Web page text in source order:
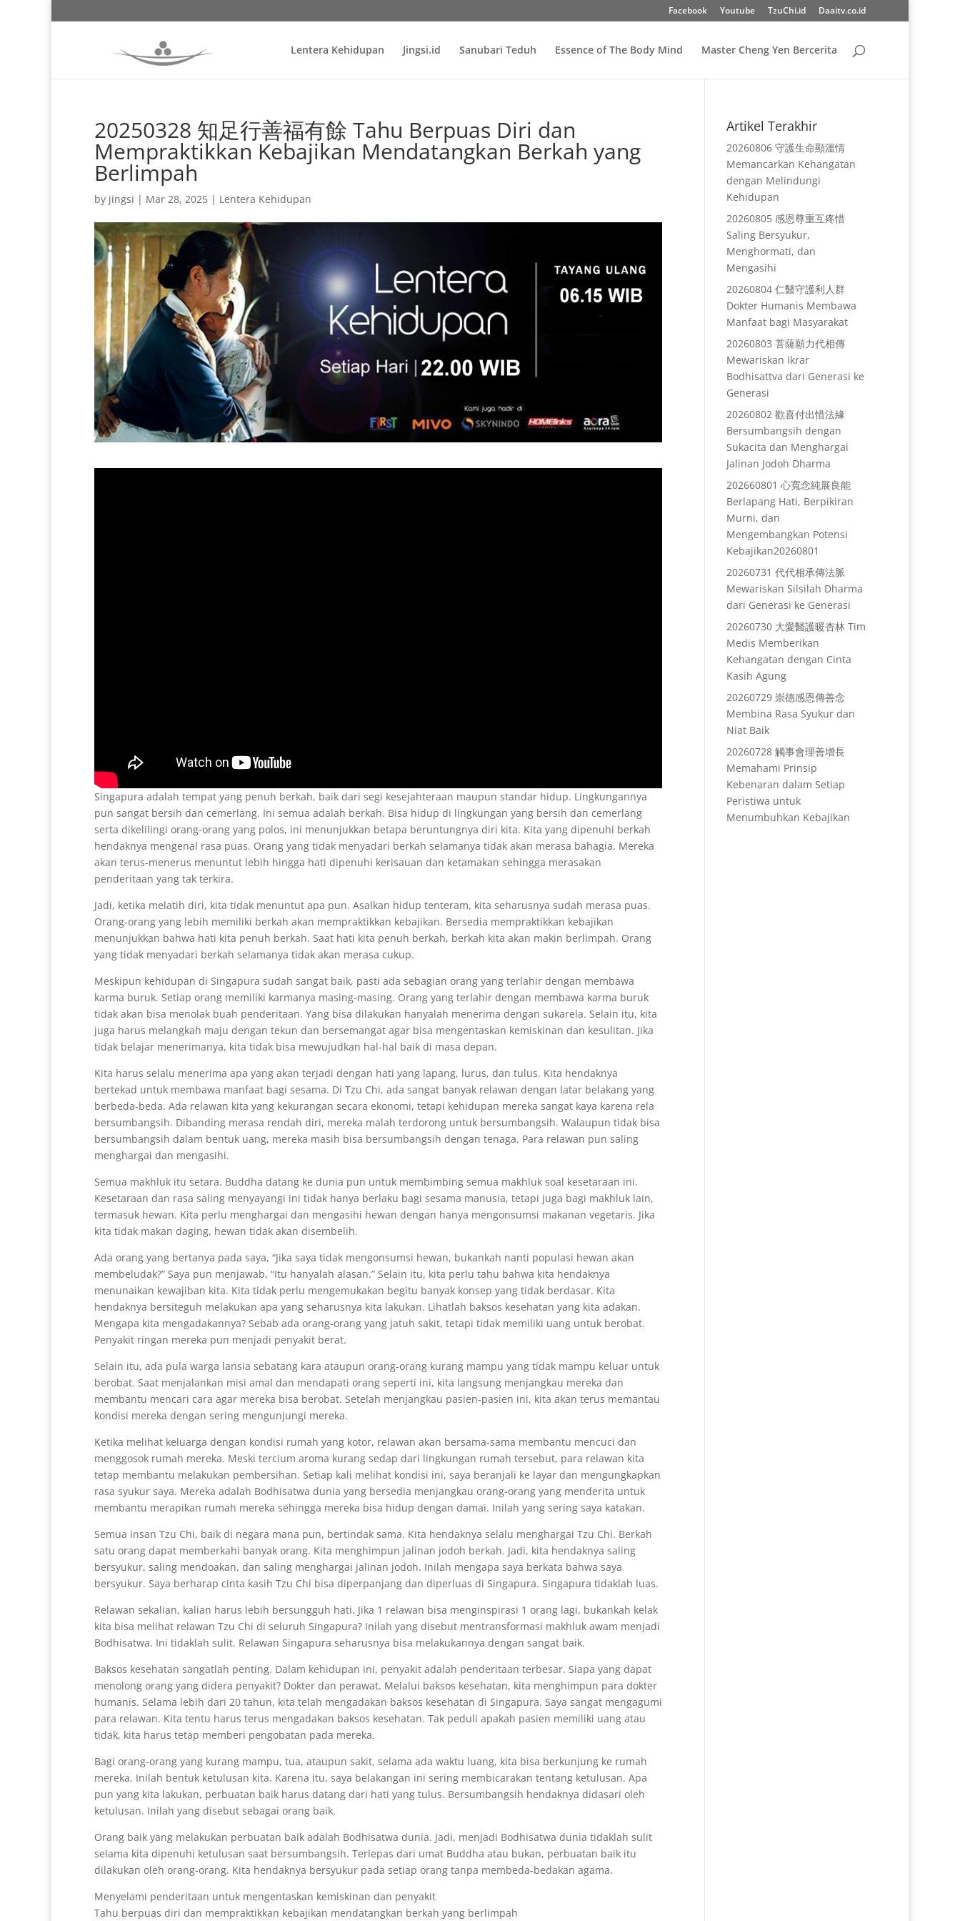
Facebook Youtube TzuChi.id Daaitv.co.id
Lentera Kehidupan Jingsi.id Sanubari Teduh Essence of The Body Mind Master Cheng Yen Bercerita
20250328 知足行善福有餘 Tahu Berpuas Diri dan
Mempraktikkan Kebajikan Mendatangkan Berkah yang
Berlimpah
by jingsi | Mar 28, 2025 | Lentera Kehidupan
Singapura adalah tempat yang penuh berkah, baik dari segi kesejahteraan maupun standar hidup. Lingkungannya
pun sangat bersih dan cemerlang. Ini semua adalah berkah. Bisa hidup di lingkungan yang bersih dan cemerlang
serta dikelilingi orang-orang yang polos, ini menunjukkan betapa beruntungnya diri kita. Kita yang dipenuhi berkah
hendaknya mengenal rasa puas. Orang yang tidak menyadari berkah selamanya tidak akan merasa bahagia. Mereka
akan terus-menerus menuntut lebih hingga hati dipenuhi kerisauan dan ketamakan sehingga merasakan
penderitaan yang tak terkira.
Jadi, ketika melatih diri, kita tidak menuntut apa pun. Asalkan hidup tenteram, kita seharusnya sudah merasa puas.
Orang-orang yang lebih memiliki berkah akan mempraktikkan kebajikan. Bersedia mempraktikkan kebajikan
menunjukkan bahwa hati kita penuh berkah. Saat hati kita penuh berkah, berkah kita akan makin berlimpah. Orang
yang tidak menyadari berkah selamanya tidak akan merasa cukup.
Meskipun kehidupan di Singapura sudah sangat baik, pasti ada sebagian orang yang terlahir dengan membawa
karma buruk. Setiap orang memiliki karmanya masing-masing. Orang yang terlahir dengan membawa karma buruk
tidak akan bisa menolak buah penderitaan. Yang bisa dilakukan hanyalah menerima dengan sukarela. Selain itu, kita
juga harus melangkah maju dengan tekun dan bersemangat agar bisa mengentaskan kemiskinan dan kesulitan. Jika
tidak belajar menerimanya, kita tidak bisa mewujudkan hal-hal baik di masa depan.
Kita harus selalu menerima apa yang akan terjadi dengan hati yang lapang, lurus, dan tulus. Kita hendaknya
bertekad untuk membawa manfaat bagi sesama. Di Tzu Chi, ada sangat banyak relawan dengan latar belakang yang
berbeda-beda. Ada relawan kita yang kekurangan secara ekonomi, tetapi kehidupan mereka sangat kaya karena rela
bersumbangsih. Dibanding merasa rendah diri, mereka malah terdorong untuk bersumbangsih. Walaupun tidak bisa
bersumbangsih dalam bentuk uang, mereka masih bisa bersumbangsih dengan tenaga. Para relawan pun saling
menghargai dan mengasihi.
Semua makhluk itu setara. Buddha datang ke dunia pun untuk membimbing semua makhluk soal kesetaraan ini.
Kesetaraan dan rasa saling menyayangi ini tidak hanya berlaku bagi sesama manusia, tetapi juga bagi makhluk lain,
termasuk hewan. Kita perlu menghargai dan mengasihi hewan dengan hanya mengonsumsi makanan vegetaris. Jika
kita tidak makan daging, hewan tidak akan disembelih.
Ada orang yang bertanya pada saya, “Jika saya tidak mengonsumsi hewan, bukankah nanti populasi hewan akan
membeludak?” Saya pun menjawab, “Itu hanyalah alasan.” Selain itu, kita perlu tahu bahwa kita hendaknya
menunaikan kewajiban kita. Kita tidak perlu mengemukakan begitu banyak konsep yang tidak berdasar. Kita
hendaknya bersiteguh melakukan apa yang seharusnya kita lakukan. Lihatlah baksos kesehatan yang kita adakan.
Mengapa kita mengadakannya? Sebab ada orang-orang yang jatuh sakit, tetapi tidak memiliki uang untuk berobat.
Penyakit ringan mereka pun menjadi penyakit berat.
Selain itu, ada pula warga lansia sebatang kara ataupun orang-orang kurang mampu yang tidak mampu keluar untuk
berobat. Saat menjalankan misi amal dan mendapati orang seperti ini, kita langsung menjangkau mereka dan
membantu mencari cara agar mereka bisa berobat. Setelah menjangkau pasien-pasien ini, kita akan terus memantau
kondisi mereka dengan sering mengunjungi mereka.
Ketika melihat keluarga dengan kondisi rumah yang kotor, relawan akan bersama-sama membantu mencuci dan
menggosok rumah mereka. Meski tercium aroma kurang sedap dari lingkungan rumah tersebut, para relawan kita
tetap membantu melakukan pembersihan. Setiap kali melihat kondisi ini, saya beranjali ke layar dan mengungkapkan
rasa syukur saya. Mereka adalah Bodhisatwa dunia yang bersedia menjangkau orang-orang yang menderita untuk
membantu merapikan rumah mereka sehingga mereka bisa hidup dengan damai. Inilah yang sering saya katakan.
Semua insan Tzu Chi, baik di negara mana pun, bertindak sama. Kita hendaknya selalu menghargai Tzu Chi. Berkah
satu orang dapat memberkahi banyak orang. Kita menghimpun jalinan jodoh berkah. Jadi, kita hendaknya saling
bersyukur, saling mendoakan, dan saling menghargai jalinan jodoh. Inilah mengapa saya berkata bahwa saya
bersyukur. Saya berharap cinta kasih Tzu Chi bisa diperpanjang dan diperluas di Singapura. Singapura tidaklah luas.
Relawan sekalian, kalian harus lebih bersungguh hati. Jika 1 relawan bisa menginspirasi 1 orang lagi, bukankah kelak
kita bisa melihat relawan Tzu Chi di seluruh Singapura? Inilah yang disebut mentransformasi makhluk awam menjadi
Bodhisatwa. Ini tidaklah sulit. Relawan Singapura seharusnya bisa melakukannya dengan sangat baik.
Baksos kesehatan sangatlah penting. Dalam kehidupan ini, penyakit adalah penderitaan terbesar. Siapa yang dapat
menolong orang yang didera penyakit? Dokter dan perawat. Melalui baksos kesehatan, kita menghimpun para dokter
humanis. Selama lebih dari 20 tahun, kita telah mengadakan baksos kesehatan di Singapura. Saya sangat mengagumi
para relawan. Kita tentu harus terus mengadakan baksos kesehatan. Tak peduli apakah pasien memiliki uang atau
tidak, kita harus tetap memberi pengobatan pada mereka.
Bagi orang-orang yang kurang mampu, tua, ataupun sakit, selama ada waktu luang, kita bisa berkunjung ke rumah
mereka. Inilah bentuk ketulusan kita. Karena itu, saya belakangan ini sering membicarakan tentang ketulusan. Apa
pun yang kita lakukan, perbuatan baik harus datang dari hati yang tulus. Bersumbangsih hendaknya didasari oleh
ketulusan. Inilah yang disebut sebagai orang baik.
Orang baik yang melakukan perbuatan baik adalah Bodhisatwa dunia. Jadi, menjadi Bodhisatwa dunia tidaklah sulit
selama kita dipenuhi ketulusan saat bersumbangsih. Terlepas dari umat Buddha atau bukan, perbuatan baik itu
dilakukan oleh orang-orang. Kita hendaknya bersyukur pada setiap orang tanpa membeda-bedakan agama.
Menyelami penderitaan untuk mengentaskan kemiskinan dan penyakit
Tahu berpuas diri dan mempraktikkan kebajikan mendatangkan berkah yang berlimpah
Artikel Terakhir
20260806 守護生命顯溫情
Memancarkan Kehangatan
dengan Melindungi
Kehidupan
20260805 感恩尊重互疼惜
Saling Bersyukur,
Menghormati, dan
Mengasihi
20260804 仁醫守護利人群
Dokter Humanis Membawa
Manfaat bagi Masyarakat
20260803 菩薩願力代相傳
Mewariskan Ikrar
Bodhisattva dari Generasi ke
Generasi
20260802 歡喜付出惜法緣
Bersumbangsih dengan
Sukacita dan Menghargai
Jalinan Jodoh Dharma
202660801 心寬念純展良能
Berlapang Hati, Berpikiran
Murni, dan
Mengembangkan Potensi
Kebajikan20260801
20260731 代代相承傳法脈
Mewariskan Silsilah Dharma
dari Generasi ke Generasi
20260730 大愛醫護暖杏林 Tim
Medis Memberikan
Kehangatan dengan Cinta
Kasih Agung
20260729 崇德感恩傳善念
Membina Rasa Syukur dan
Niat Baik
20260728 觸事會理善增長
Memahami Prinsip
Kebenaran dalam Setiap
Peristiwa untuk
Menumbuhkan Kebajikan